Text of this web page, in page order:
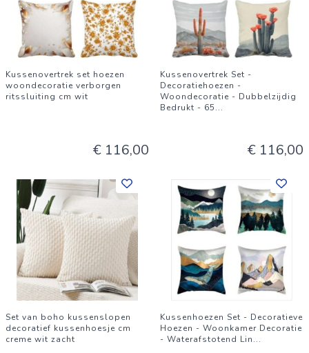
Kussenovertrek set hoezen
woondecoratie verborgen
ritssluiting cm wit
€ 116,00
Kussenovertrek Set -
Decoratiehoezen -
Woondecoratie - Dubbelzijdig
Bedrukt - 65...
€ 116,00
Set van boho kussenslopen
decoratief kussenhoesje cm
creme wit zacht
Kussenhoezen Set - Decoratieve
Hoezen - Woonkamer Decoratie
- Waterafstotend Lin...